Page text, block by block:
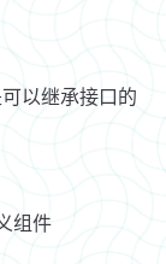
以继承接口的
组件